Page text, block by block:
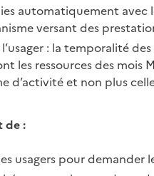
automatiquement
versant des
: la temporalité
les ressources des
d’activité et non plus
de :
usagers pour demander